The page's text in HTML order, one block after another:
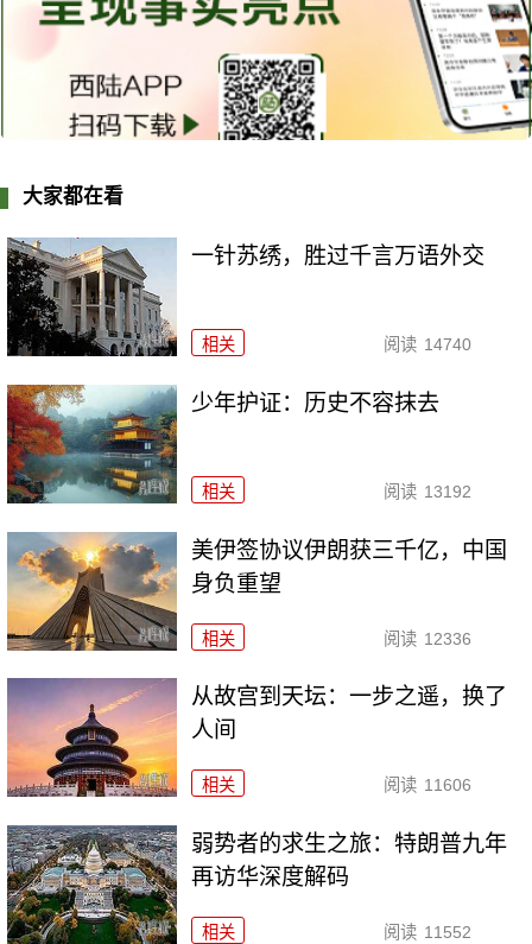
大家都在看
一针苏绣，胜过千言万语外交
相关 阅读 14740
少年护证：历史不容抹去
相关 阅读 13192
美伊签协议伊朗获三千亿，中国
身负重望
相关 阅读 12336
从故宫到天坛：一步之遥，换了
人间
相关 阅读 11606
弱势者的求生之旅：特朗普九年
再访华深度解码
相关 阅读 11552